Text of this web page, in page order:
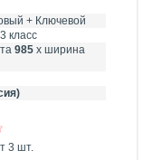
+ Ключевой
3 класс
985х ширина
3 шт.